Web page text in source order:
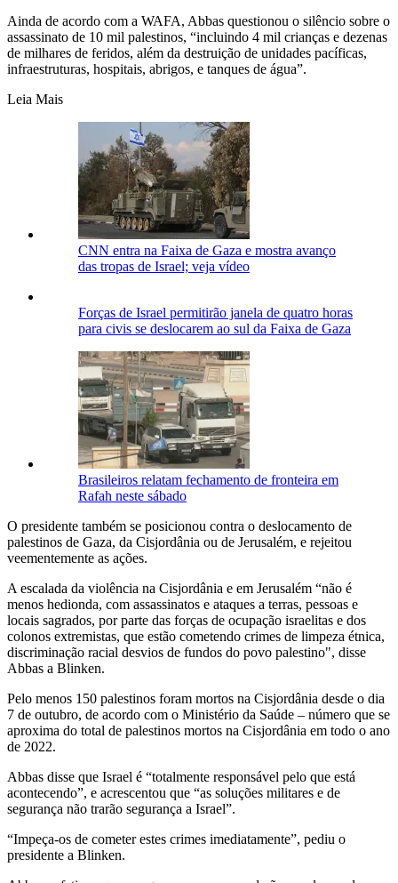
Ainda de acordo com a WAFA, Abbas questionou o silêncio sobre o
assassinato de 10 mil palestinos, “incluindo 4 mil crianças e dezenas
de milhares de feridos, além da destruição de unidades pacíficas,
infraestruturas, hospitais, abrigos, e tanques de água”.
Leia Mais
CNN entra na Faixa de Gaza e mostra avanço
das tropas de Israel; veja vídeo
Forças de Israel permitirão janela de quatro horas
para civis se deslocarem ao sul da Faixa de Gaza
Brasileiros relatam fechamento de fronteira em
Rafah neste sábado
O presidente também se posicionou contra o deslocamento de
palestinos de Gaza, da Cisjordânia ou de Jerusalém, e rejeitou
veementemente as ações.
A escalada da violência na Cisjordânia e em Jerusalém “não é
menos hedionda, com assassinatos e ataques a terras, pessoas e
locais sagrados, por parte das forças de ocupação israelitas e dos
colonos extremistas, que estão cometendo crimes de limpeza étnica,
discriminação racial desvios de fundos do povo palestino", disse
Abbas a Blinken.
Pelo menos 150 palestinos foram mortos na Cisjordânia desde o dia
7 de outubro, de acordo com o Ministério da Saúde – número que se
aproxima do total de palestinos mortos na Cisjordânia em todo o ano
de 2022.
Abbas disse que Israel é “totalmente responsável pelo que está
acontecendo”, e acrescentou que “as soluções militares e de
segurança não trarão segurança a Israel”.
“Impeça-os de cometer estes crimes imediatamente”, pediu o
presidente a Blinken.